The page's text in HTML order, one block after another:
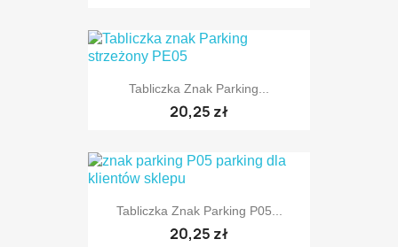
TYLKO ONLINE
Tabliczka Znak Parking...
20,25 zł
TYLKO ONLINE
Tabliczka Znak Parking P05...
20,25 zł